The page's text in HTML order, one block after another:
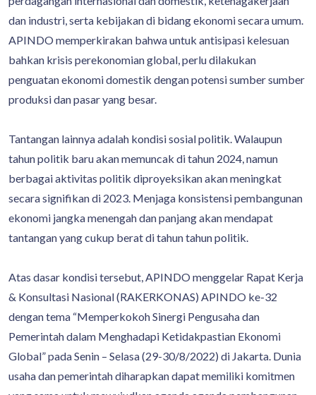
dan industri, serta kebijakan di bidang ekonomi secara umum.
APINDO memperkirakan bahwa untuk antisipasi kelesuan
bahkan krisis perekonomian global, perlu dilakukan
penguatan ekonomi domestik dengan potensi sumber sumber
produksi dan pasar yang besar.
Tantangan lainnya adalah kondisi sosial politik. Walaupun
tahun politik baru akan memuncak di tahun 2024, namun
berbagai aktivitas politik diproyeksikan akan meningkat
secara signifikan di 2023. Menjaga konsistensi pembangunan
ekonomi jangka menengah dan panjang akan mendapat
tantangan yang cukup berat di tahun tahun politik.
Atas dasar kondisi tersebut, APINDO menggelar Rapat Kerja
& Konsultasi Nasional (RAKERKONAS) APINDO ke-32
dengan tema “Memperkokoh Sinergi Pengusaha dan
Pemerintah dalam Menghadapi Ketidakpastian Ekonomi
Global” pada Senin – Selasa (29-30/8/2022) di Jakarta. Dunia
usaha dan pemerintah diharapkan dapat memiliki komitmen